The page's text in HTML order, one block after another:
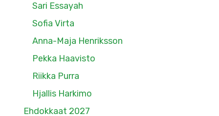
Sari Essayah
Sofia Virta
Anna-Maja Henriksson
Pekka Haavisto
Riikka Purra
Hjallis Harkimo
Ehdokkaat 2027